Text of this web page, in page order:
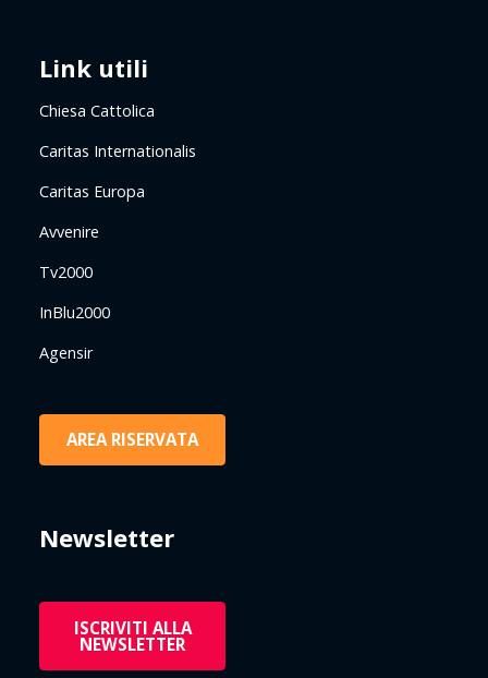
Link utili
Chiesa Cattolica
Caritas Internationalis
Caritas Europa
Avvenire
Tv2000
InBlu2000
Agensir
AREA RISERVATA
Newsletter
ISCRIVITI ALLA
NEWSLETTER